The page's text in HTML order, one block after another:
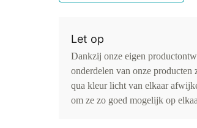
Let op
Dankzij onze eigen
onderdelen van onze producten
qua kleur licht van elkaar
om ze zo goed mogelijk op